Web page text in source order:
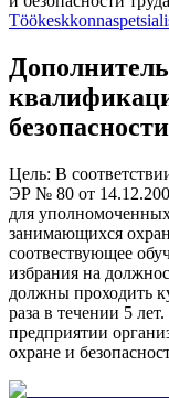
Цель: В
ЭР № 80 от
для
занимающихся
соотвествующее
избрания на
должны проходить
раза в течении 5
предприятии
охране и